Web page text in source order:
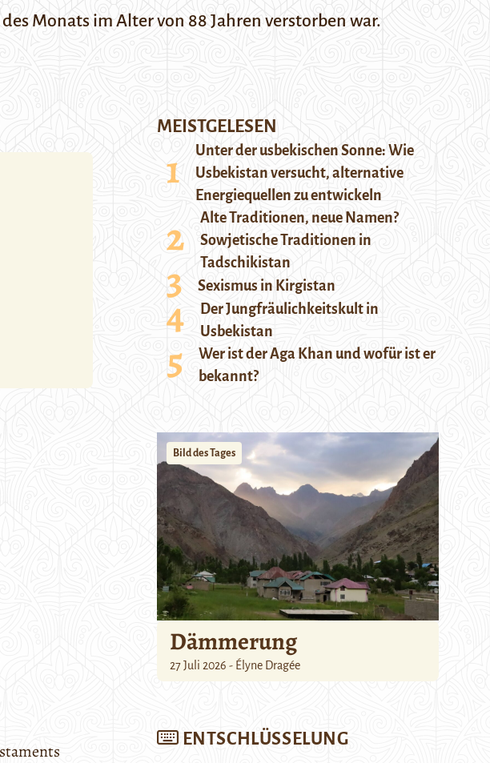
Monats im Alter von 88 Jahren verstorben war.
MEISTGELESEN
Unter der usbekischen Sonne: Wie
Usbekistan versucht, alternative
Energiequellen zu entwickeln
Alte Traditionen, neue Namen?
Sowjetische Traditionen in
Tadschikistan
Sexismus in Kirgistan
Der Jungfräulichkeitskult in
Usbekistan
Wer ist der Aga Khan und wofür ist er
bekannt?
Bild des Tages
Dämmerung
27 Juli 2026 - Élyne Dragée
ENTSCHLÜSSELUNG